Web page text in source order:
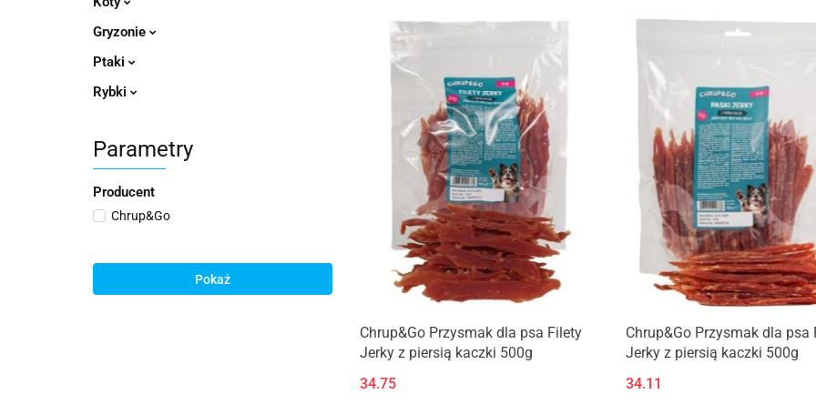
Gryzonie
Ptaki
Rybki
Parametry
Producent
Chrup&Go
Pokaż
Chrup&Go Przysmak dla psa Filety
Jerky z piersią kaczki 500g
34.75
Chrup&Go Przysmak dla psa
Jerky z piersią kaczki 500g
34.11